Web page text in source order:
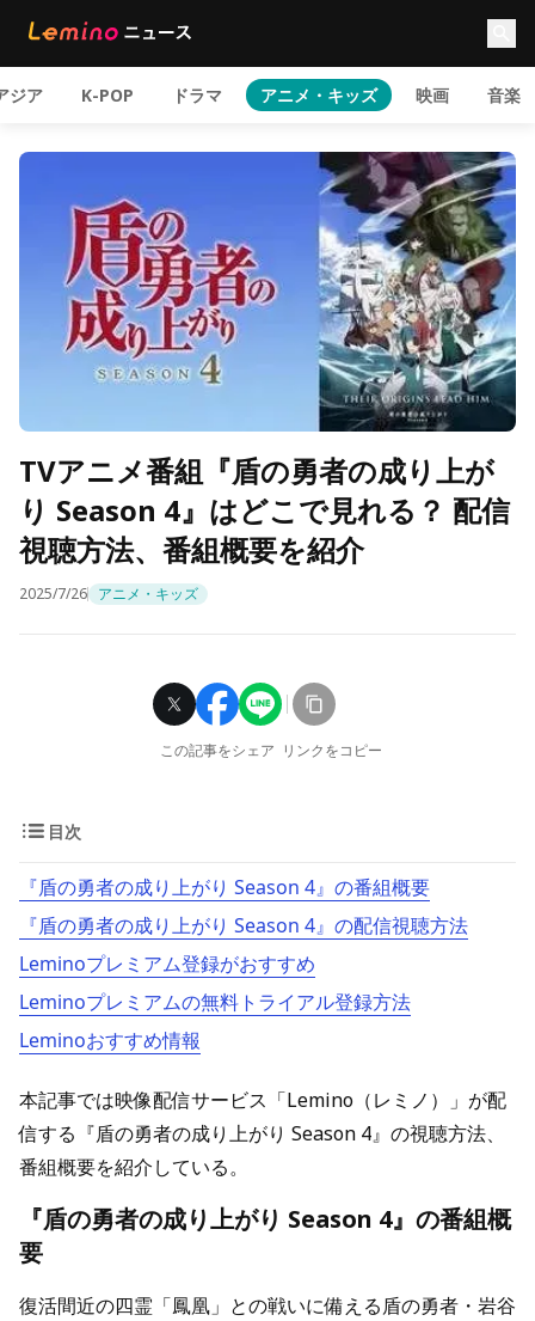
ジア K-POP ドラマ アニメ・キッズ 映画 音楽
TVアニメ番組『盾の勇者の成り上が
り Season 4』はどこで見れる？ 配信
視聴方法、番組概要を紹介
2025/7/26 アニメ・キッズ
この記事をシェア リンクをコピー
目次
『盾の勇者の成り上がり Season 4』の番組概要
『盾の勇者の成り上がり Season 4』の配信視聴方法
Leminoプレミアム登録がおすすめ
Leminoプレミアムの無料トライアル登録方法
Leminoおすすめ情報
本記事では映像配信サービス「Lemino（レミノ）」が配
信する『盾の勇者の成り上がり Season 4』の視聴方法、
番組概要を紹介している。
『盾の勇者の成り上がり Season 4』の番組概
要
復活間近の四霊「鳳凰」との戦いに備える盾の勇者・岩谷